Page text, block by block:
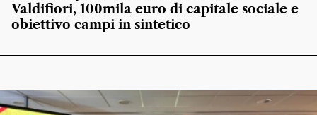
Valdifiori, 100mila euro di capitale sociale e
obiettivo campi in sintetico